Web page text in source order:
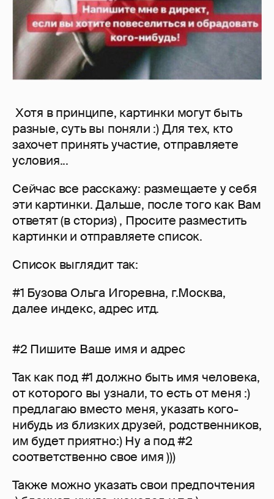
Хотя в принципе, картинки могут быть
разные, суть вы поняли :) Для тех, кто
захочет принять участие, отправляете
условия...
Сейчас все расскажу: размещаете у себя
эти картинки. Дальше, после того как Вам
ответят (в сториз) , Просите разместить
картинки и отправляете список.
Список выглядит так:
#1 Бузова Ольга Игоревна, г.Москва,
далее индекс, адрес итд.
#2 Пишите Ваше имя и адрес
Так как под #1 должно быть имя человека,
от которого вы узнали, то есть от меня :)
предлагаю вместо меня, указать кого-
нибудь из близких друзей, родственников,
им будет приятно:) Ну а под #2
соответственно свое имя )))
Также можно указать свои предпочтения